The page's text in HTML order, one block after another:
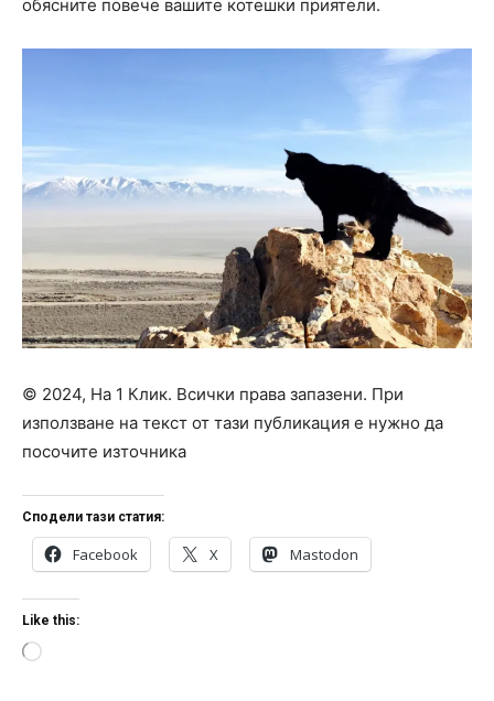
обясните повече вашите котешки приятели.
© 2024, На 1 Клик. Всички права запазени. При
използване на текст от тази публикация е нужно да
посочите източника
Сподели тази статия:
Facebook X Mastodon
Like this:
L